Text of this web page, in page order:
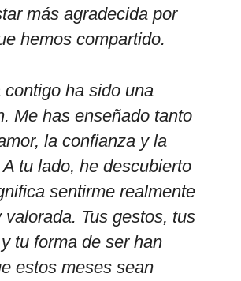
más agradecida por
hemos compartido.
contigo ha sido una
Me has enseñado tanto
la confianza y la
tu lado, he descubierto
sentirme realmente
valorada. Tus gestos, tus
tu forma de ser han
estos meses sean